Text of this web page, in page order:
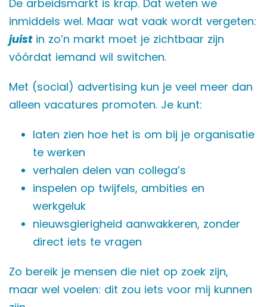
De arbeidsmarkt is krap. Dat weten we
inmiddels wel. Maar wat vaak wordt vergeten:
juistin zo’n markt moet je zichtbaar zijn
vóórdat iemand wil switchen.
Met (social) advertising kun je veel meer dan
alleen vacatures promoten. Je kunt:
laten zien hoe het is om bij je organisatie
te werken
verhalen delen van collega’s
inspelen op twijfels, ambities en
werkgeluk
nieuwsgierigheid aanwakkeren, zonder
direct iets te vragen
Zo bereik je mensen die niet op zoek zijn,
maar wel voelen: dit zou iets voor mij kunnen